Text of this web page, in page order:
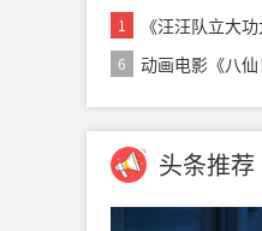
1
《汪汪队立大
布“暖心相伴”
6
动画电影《八
头条推荐